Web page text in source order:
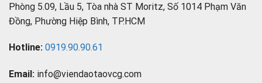
Phòng 5.09, Lầu 5, Tòa nhà ST Moritz, Số 1014 Phạm Văn
Đồng, Phường Hiệp Bình, TP.HCM
Hotline: 0919.90.90.61
Email: info@viendaotaovcg.com